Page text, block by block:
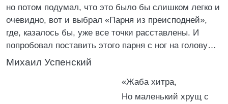
но потом подумал, что это было бы слишком легко и
очевидно, вот и выбрал «Парня из преисподней»,
где, казалось бы, уже все точки расставлены. И
попробовал поставить этого парня с ног на голову…
Михаил Успенский
«Жаба хитра,
Но маленький хрущ с